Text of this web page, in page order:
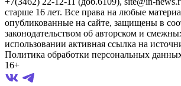
старше 16 лет. Все права на любые
опубликованные на сайте, защищены в
законодательством об авторском и
использовании активная ссылка на
Политика обработки персональных
16+